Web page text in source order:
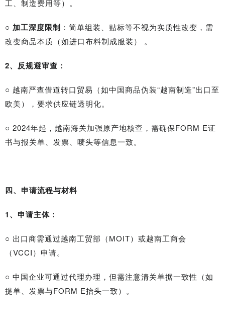
工、制造费用等）。
○ 加工深度限制 ：简单组装、贴标等不视为实质性改变，需
改变商品本质（如进口布料制成服装） 。
2、反规避审查：
○ 越南严查借道转口贸易（如中国商品伪装“越南制造”出口至
欧美），要求供应链透明化。
○ 2024年起，越南海关加强原产地核查，需确保FORM E证
书与报关单、发票、唛头等信息一致。
四、申请流程与材料
1、申请主体：
○ 出口商需通过越南工贸部（MOIT）或越南工商会
（VCCI）申请。
○ 中国企业可通过代理办理，但需注意清关单据一致性（如
提单、发票与FORM E抬头一致）。